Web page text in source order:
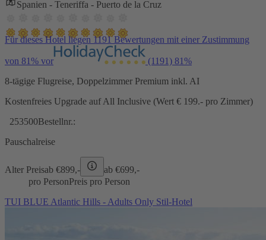
Spanien - Teneriffa - Puerto de la Cruz
Für dieses Hotel liegen 1191 Bewertungen mit einer Zustimmung
von 81% vor (1191) 81%
8-tägige Flugreise, Doppelzimmer Premium inkl. AI
Kostenfreies Upgrade auf All Inclusive (Wert € 199.- pro Zimmer)
253500Bestellnr.:
Pauschalreise
Alter Preisab €899,- ab €699,-
pro PersonPreis pro Person
TUI BLUE Atlantic Hills - Adults Only Stil-Hotel